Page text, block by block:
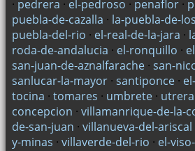
· pedrera · el-pedroso · penaflor·
puebla-de-cazalla · la-puebla-de-
puebla-del-rio · el-real-de-la-jara ·
roda-de-andalucia · el-ronquillo ·
san-juan-de-aznalfarache· san-
sanlucar-la-mayor· santiponce·
tocina · tomares · umbrete· utrera
concepcion · villamanrique-de-la-
de-san-juan · villanueva-del-ariscal
y-minas · villaverde-del-rio · el-